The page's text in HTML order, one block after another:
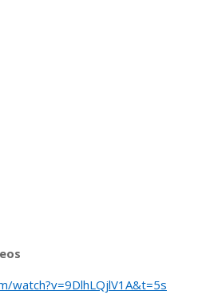
watch?v=9DlhLQjlV1A&t=5s